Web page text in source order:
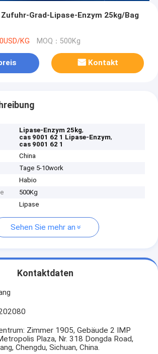
Grad-Lipase-Enzym 25kg/Bag
KG MOQ：500Kg
Kontakt
Lipase-Enzym 25kg,
cas 9001 62 1 Lipase-Enzym,
cas 9001 62 1
China
Tage 5-10work
Habio
500Kg
Lipase
Sehen Sie mehr an
Kontaktdaten
Zimmer 1905, Gebäude 2 IMP
Plaza, Nr. 318 Dongda Road,
Chengdu, Sichuan, China.